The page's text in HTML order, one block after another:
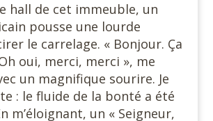
hall de cet immeuble, un
pousse une lourde
le carrelage. « Bonjour. Ça
oui, merci, merci », me
un magnifique sourire. Je
: le fluide de la bonté a été
m’éloignant, un « Seigneur,